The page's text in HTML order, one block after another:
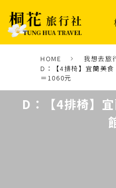
HOME 我想去旅
D：【4排椅】宜蘭美
＝1060元
D：【4排椅】